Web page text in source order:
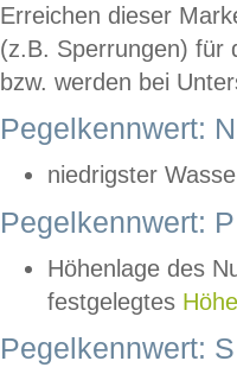
Erreichen dieser
(z.B. Sperrungen) für
bzw. werden bei
Pegelkennwert:
niedrigster
Pegelkennwert:
Höhenlage des
festgelegtes
Pegelkennwert: